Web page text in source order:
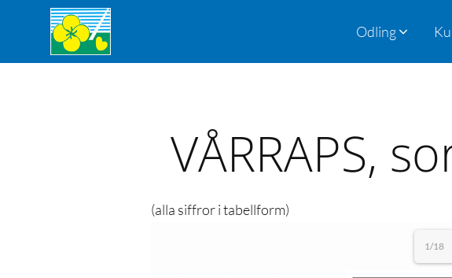
Odling
VÅRRAPS,
(alla siffror i tabellform)
1/18